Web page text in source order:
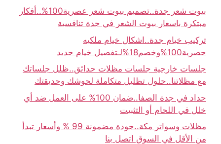
بيوت شعر جدة..تصميم بيوت شعر عصرية100%..أفكار
مبتكرة باسعار بيوت الشعر في جدة تنافسية
تركيب خيام جدة..اشكال خيام ملكيه
حصرية100%وخصم18%لـتفصيل خيام حديد
جلسات خارجية جلسات مظلات حدائق..ظلل جلساتك
مع مظلاتنا..حلول تظليل متكاملة لحوشك وحديقتك
حداد في جدة الصفا..ضمان 100% على العمل ضد أي
خلل في اللحام أو التثبيت
مظلات وسواتر مكة..جودة مضمونة 99 % وأسعار تبدأ
من الأقل في السوق اتصل بنا